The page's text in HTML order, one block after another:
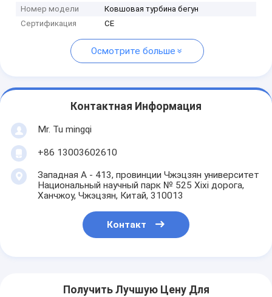
Номер модели
Ковшовая турбина бегун
Сертификация
CE
Осмотрите больше
Контактная Информация
Mr. Tu mingqi
+86 13003602610
Западная A - 413, провинции Чжэцзян университет
Национальный научный парк № 525 Xixi дорога,
Ханчжоу, Чжэцзян, Китай, 310013
Контакт
Получить Лучшую Цену Для